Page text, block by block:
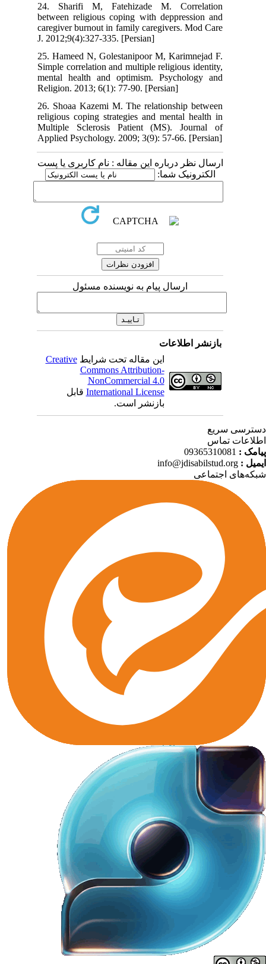
24. Sharifi M, Fatehizade M. Correlation
between religious coping with deppression and
caregiver burnout in family caregivers. Mod Care
J. 2012;9(4):327-335. [Persian]
25. Hameed N, Golestanipoor M, Karimnejad F.
Simple correlation and multiple religious identity,
mental health and optimism. Psychology and
Religion. 2013; 6(1): 77-90. [Persian]
26. Shoaa Kazemi M. The relationship between
religious coping strategies and mental health in
Multiple Sclerosis Patient (MS). Journal of
Applied Psychology. 2009; 3(9): 57-66. [Persian]
ارسال نظر درباره این مقاله : نام کاربری یا پست
الکترونیک شما:
ارسال پیام به نویسنده مسئول
بازنشر اطلاعات
این مقاله تحت شرایطCreative
Commons Attribution-
NonCommercial 4.0
International Licenseقابل
بازنشر است.
سریع
تماس
:
09365310081
:
info@jdisabilstud.org
اجتماعی